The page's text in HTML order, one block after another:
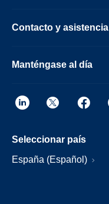
Contacto y asistencia
Manténgase al día
Seleccionar país
España (Español)